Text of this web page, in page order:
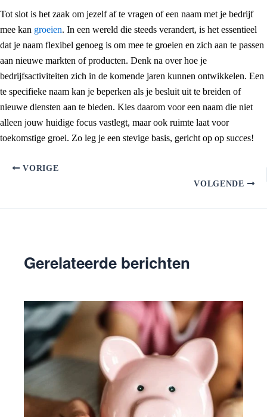
Tot slot is het zaak om jezelf af te vragen of een naam met je bedrijf
mee kan groeien. In een wereld die steeds verandert, is het essentieel
dat je naam flexibel genoeg is om mee te groeien en zich aan te passen
aan nieuwe markten of producten. Denk na over hoe je
bedrijfsactiviteiten zich in de komende jaren kunnen ontwikkelen. Een
te specifieke naam kan je beperken als je besluit uit te breiden of
nieuwe diensten aan te bieden. Kies daarom voor een naam die niet
alleen jouw huidige focus vastlegt, maar ook ruimte laat voor
toekomstige groei. Zo leg je een stevige basis, gericht op op succes!
VORIGE
VOLGENDE
Gerelateerde berichten